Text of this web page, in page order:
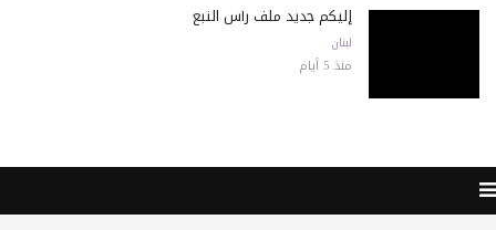
إليكم جديد ملف رأس النبع
لبنان
منذ 5 أيام